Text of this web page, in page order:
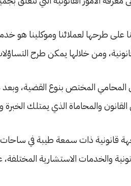
طرحها لعملائنا وموكلينا هو
ومن خلالها يمكن طرح
المختص بنوع القضية، وبعد
والمحاماة الذي يمتلك الخبرة
قانونية ذات سمعة طيبة في ساحات
والخدمات الاستشارية